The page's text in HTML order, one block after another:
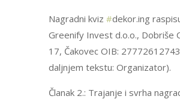
Nagradni kviz #dekor.ing
Greenify Invest d.o.o., Dobriše
17, Čakovec OIB:
daljnjem tekstu: Organizator).
Članak 2.: Trajanje i svrha